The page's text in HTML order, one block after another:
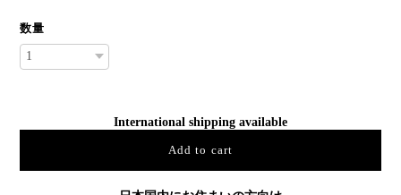
数量
International shipping available
Add to cart